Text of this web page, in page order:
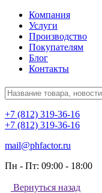
Компания
Услуги
Производство
Покупателям
Блог
Контакты
+7 (812) 319-36-16
+7 (812) 319-36-16
mail@phfactor.ru
Пн - Пт: 09:00 - 18:00
Вернуться назад